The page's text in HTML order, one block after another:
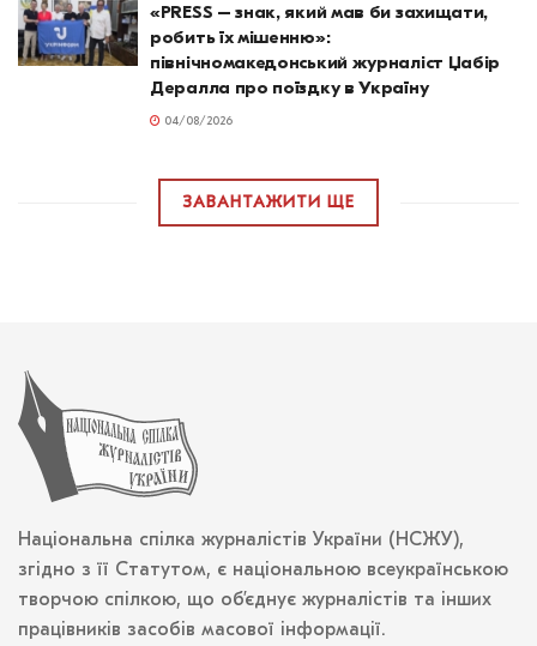
«PRESS – знак, який мав би захищати,
робить їх мішенню»:
північномакедонський журналіст Џабір
Дералла про поїздку в Україну
04/08/2026
ЗАВАНТАЖИТИ ЩЕ
Національна спілка журналістів України (НСЖУ),
згідно з її Статутом, є національною всеукраїнською
творчою спілкою, що об’єднує журналістів та інших
працівників засобів масової інформації.